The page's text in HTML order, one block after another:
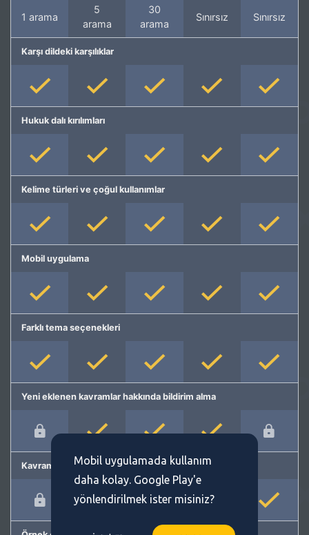
1 arama
5
arama
30
arama
Sınırsız Sınırsız
Karşı dildeki karşılıklar
Hukuk dalı kırılımları
Kelime türleri ve çoğul kullanımlar
Mobil uygulama
Farklı tema seçenekleri
Yeni eklenen kavramlar hakkında bildirim alma
Kavram önermeMobil uygulamada kullanım
daha kolay. Google Play'e
yönlendirilmek ister misiniz?